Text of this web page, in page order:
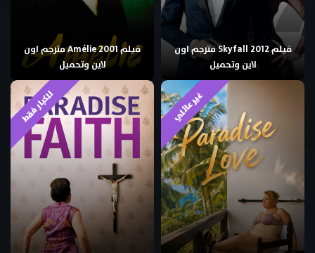
فيلم Skyfall 2012 مترجم اون
لاين وتحميل
فيلم Amélie 2001 مترجم اون
لاين وتحميل
غير عائلي للكبار فقط